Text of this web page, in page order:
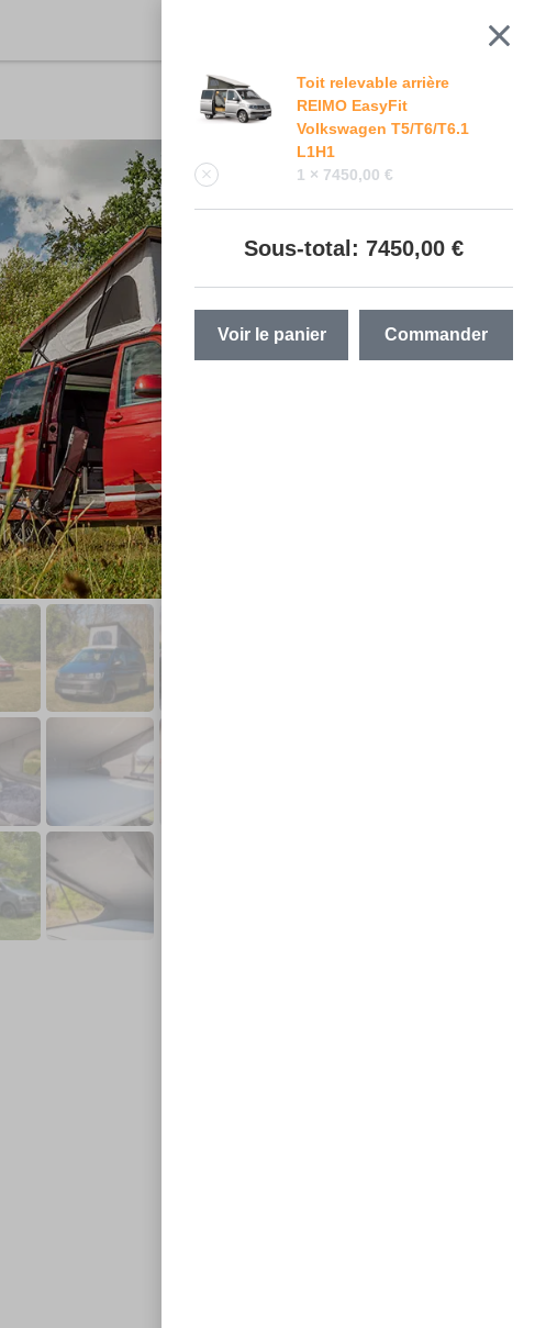
Toit relevable arrière
REIMO EasyFit
Volkswagen T5/T6/T6.1
L1H1
1 × 7450,00 €
Sous-total: 7450,00 €
Voir le panier Commander